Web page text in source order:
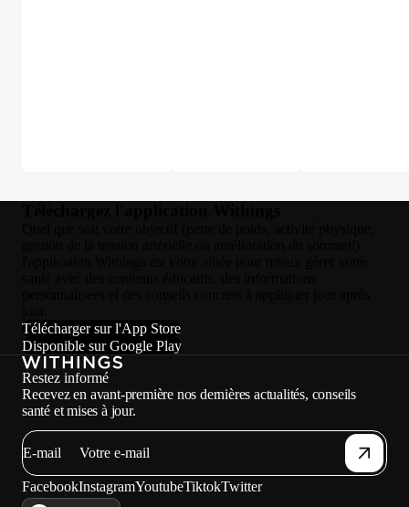
Télécharger sur l'App Store
Disponible sur Google Play
Restez informé
Recevez en avant-première nos dernières actualités, conseils
santé et mises à jour.
E-mail
FacebookInstagramYoutubeTiktokTwitter